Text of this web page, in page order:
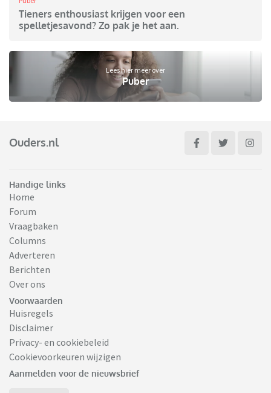
Tieners enthousiast krijgen voor een
spelletjesavond? Zo pak je het aan.
Lees hier meer over
Puber
Ouders.nl
Handige links
Home
Forum
Vraagbaken
Columns
Adverteren
Berichten
Over ons
Voorwaarden
Huisregels
Disclaimer
Privacy- en cookiebeleid
Cookievoorkeuren wijzigen
Aanmelden voor de nieuwsbrief